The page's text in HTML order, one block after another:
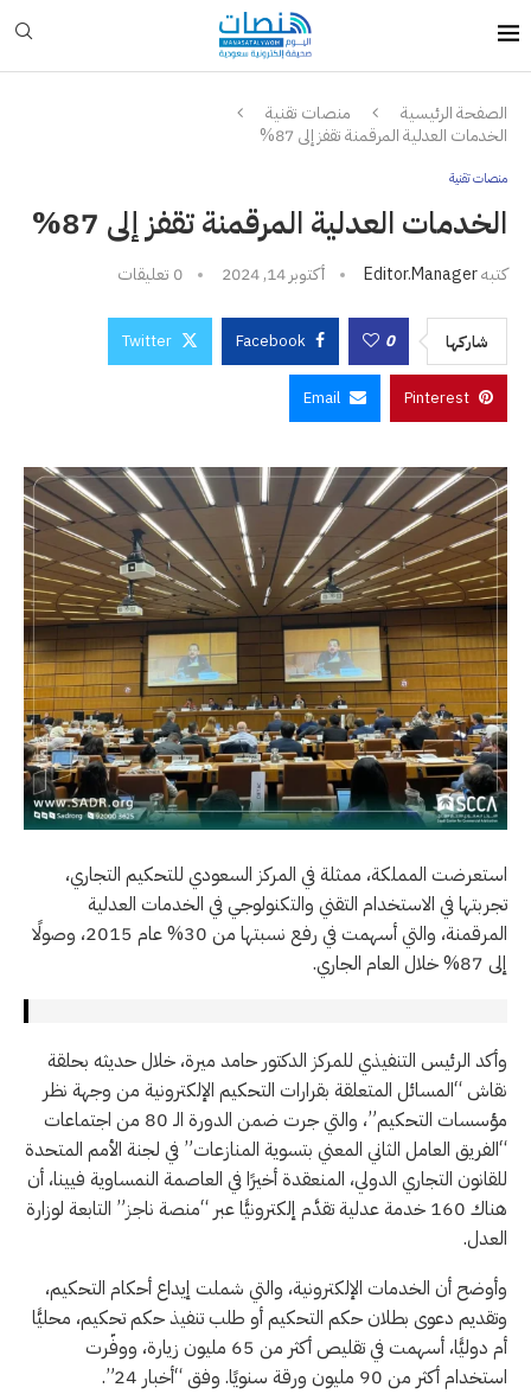
الصفحة الرئيسية
منصات تقنية
الخدمات العدلية المرقمنة تقفز إلى 87%
منصات تقنية
الخدمات العدلية المرقمنة تقفز إلى 87%
كتبهEditor.manager أكتوبر 14, 2024 0 تعليقات
شاركها 0
Facebook
Twitter
Pinterest
Email
استعرضت المملكة، ممثلة في المركز السعودي للتحكيم التجاري،
تجربتها في الاستخدام التقني والتكنولوجي في الخدمات العدلية
المرقمنة، والتي أسهمت في رفع نسبتها من 30% عام 2015، وصولًا
إلى 87% خلال العام الجاري.
وأكد الرئيس التنفيذي للمركز الدكتور حامد ميرة، خلال حديثه بحلقة
نقاش “المسائل المتعلقة بقرارات التحكيم الإلكترونية من وجهة نظر
مؤسسات التحكيم”، والتي جرت ضمن الدورة الـ 80 من اجتماعات
“الفريق العامل الثاني المعني بتسوية المنازعات” في لجنة الأمم المتحدة
للقانون التجاري الدولي، المنعقدة أخيرًا في العاصمة النمساوية فيينا، أن
هناك 160 خدمة عدلية تقدَّم إلكترونيًّا عبر “منصة ناجز” التابعة لوزارة
العدل.
وأوضح أن الخدمات الإلكترونية، والتي شملت إيداع أحكام التحكيم،
وتقديم دعوى بطلان حكم التحكيم أو طلب تنفيذ حكم تحكيم، محليًّا
أم دوليًّا، أسهمت في تقليص أكثر من 65 مليون زيارة، ووفّرت
استخدام أكثر من 90 مليون ورقة سنويًا. وفق “أخبار 24”.